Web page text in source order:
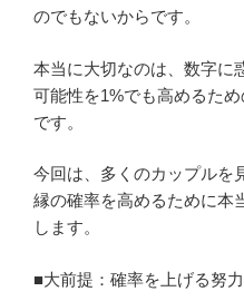
のでもないからです。
本当に大切なのは、数字に
可能性を1%でも高めるた
です。
今回は、多くのカップルを
縁の確率を高めるために本
します。
■大前提：確率を上げる努